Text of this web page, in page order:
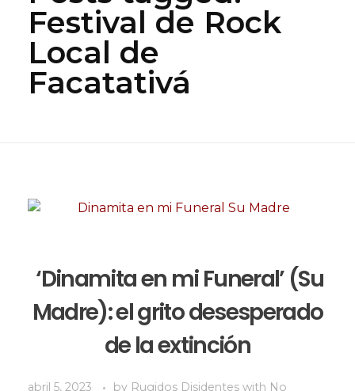
Festival de Rock
Local de
Facatativá
‘Dinamita en mi Funeral’ (Su
Madre): el grito desesperado
de la extinción
abril 5, 2023 by Rugidos Disidentes with No